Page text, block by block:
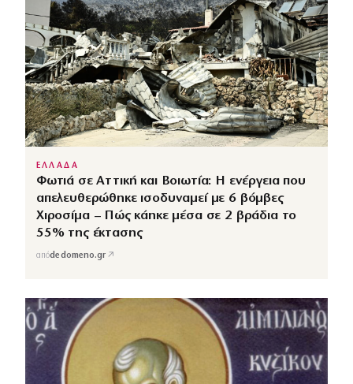
ΕΛΛΑΔΑ
Φωτιά σε Αττική και Βοιωτία: Η ενέργεια που
απελευθερώθηκε ισοδυναμεί με 6 βόμβες
Χιροσίμα – Πώς κάηκε μέσα σε 2 βράδια το
55% της έκτασης
απόdedomeno.gr ↗